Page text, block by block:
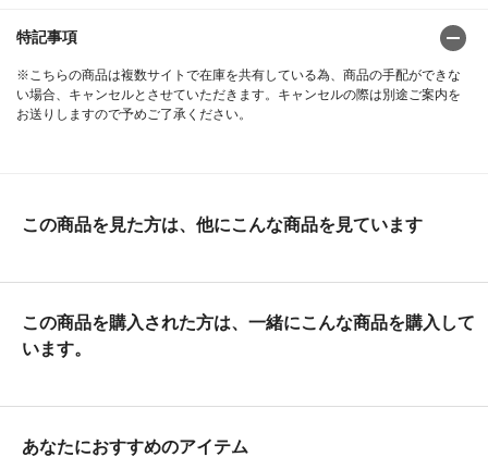
特記事項
※こちらの商品は複数サイトで在庫を共有している為、商品の手配ができな
い場合、キャンセルとさせていただきます。キャンセルの際は別途ご案内を
お送りしますので予めご了承ください。
この商品を見た方は、他にこんな商品を見ています
この商品を購入された方は、一緒にこんな商品を購入して
います。
あなたにおすすめのアイテム